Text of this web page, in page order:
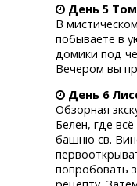
День 5
В
побываете в
домики под
Вечером вы
День 6
Обзорная
Белен, где
башню св.
попробовать